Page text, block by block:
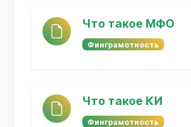
Что такое МФО
Финграмотность
Что такое КИ
Финграмотность